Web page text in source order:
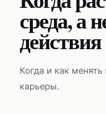
среда, а
действия
Когда и как менять
карьеры.